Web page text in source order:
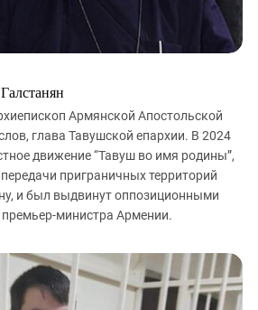
Армянской Апостольской
глава Тавушской епархии. В 2024
движение “Тавуш во имя родины”,
приграничных территорий
и был выдвинут оппозиционными
министра Армении.